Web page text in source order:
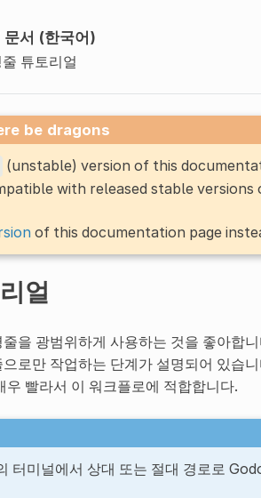
서 (한국어)
튜토리얼
be dragons
(unstable) version of this
with released stable versions
of this documentation page
얼
을 광범위하게 사용하는 것을 좋아합
로만 작업하는 단계가 설명되어 있습
우 빨라서 이 워크플로에 적합합니다.
터미널에서 상대 또는 절대 경로로